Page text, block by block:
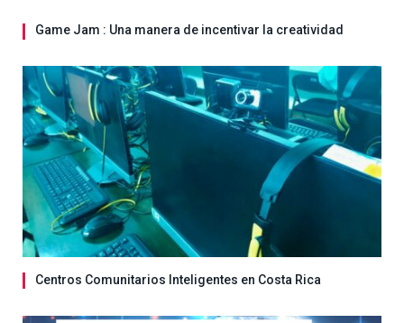
Game Jam : Una manera de incentivar la creatividad
Centros Comunitarios Inteligentes en Costa Rica